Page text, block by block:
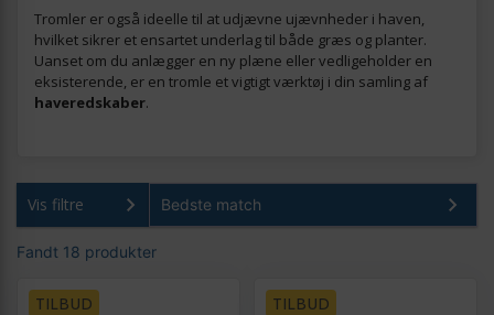
Tromler er også ideelle til at udjævne ujævnheder i haven,
hvilket sikrer et ensartet underlag til både græs og planter.
Uanset om du anlægger en ny plæne eller vedligeholder en
eksisterende, er en tromle et vigtigt værktøj i din samling af
haveredskaber.
Vis filtre
Fandt 18 produkter
TILBUD TILBUD